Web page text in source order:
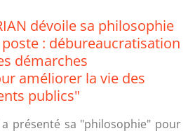
dévoile sa philosophie
: débureaucratisation
démarches
améliorer la vie des
publics"
a présenté sa "philosophie" pour